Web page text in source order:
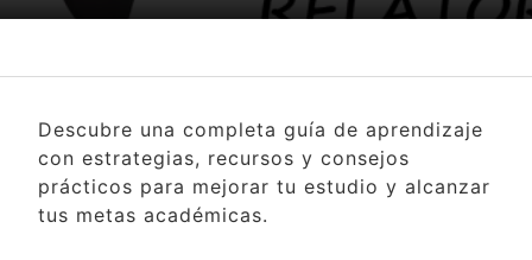
Descubre una completa guía de aprendizaje
con estrategias, recursos y consejos
prácticos para mejorar tu estudio y alcanzar
tus metas académicas.